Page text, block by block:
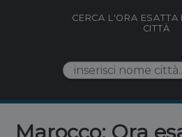
CERCA L'ORA ESATTA
CITTÀ
Marocco: Ora